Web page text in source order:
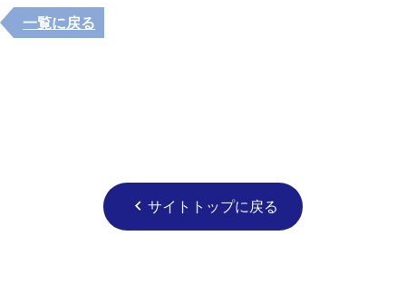
一覧に戻る
chevron_left サイトトップに戻る